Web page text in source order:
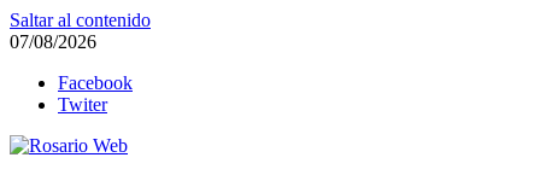
Saltar al contenido
07/08/2026
Facebook
Twiter